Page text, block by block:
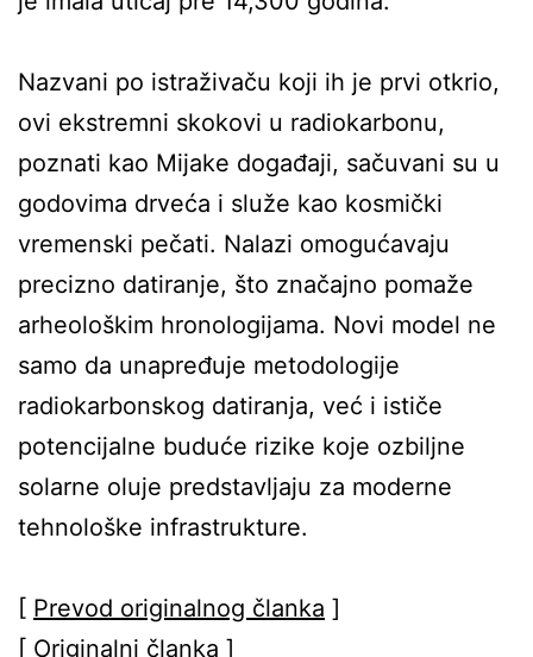
Nazvani po istraživaču koji ih je prvi otkrio,
ovi ekstremni skokovi u radiokarbonu,
poznati kao Mijake događaji, sačuvani su u
godovima drveća i služe kao kosmički
vremenski pečati. Nalazi omogućavaju
precizno datiranje, što značajno pomaže
arheološkim hronologijama. Novi model ne
samo da unapređuje metodologije
radiokarbonskog datiranja, već i ističe
potencijalne buduće rizike koje ozbiljne
solarne oluje predstavljaju za moderne
tehnološke infrastrukture.
[ Prevod originalnog članka ]
[ Originalni članka ]